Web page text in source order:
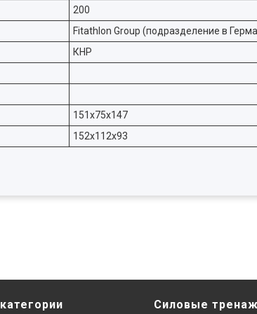
200
Fitathlon Group (подразделение в
КНР
151х75x147
152х112x93
Силовые